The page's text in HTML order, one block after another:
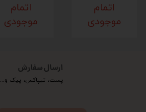
اتمام
موجودی
اتمام
موجودی
ارسال سفارش
پست، تیپاکس، پیک و...